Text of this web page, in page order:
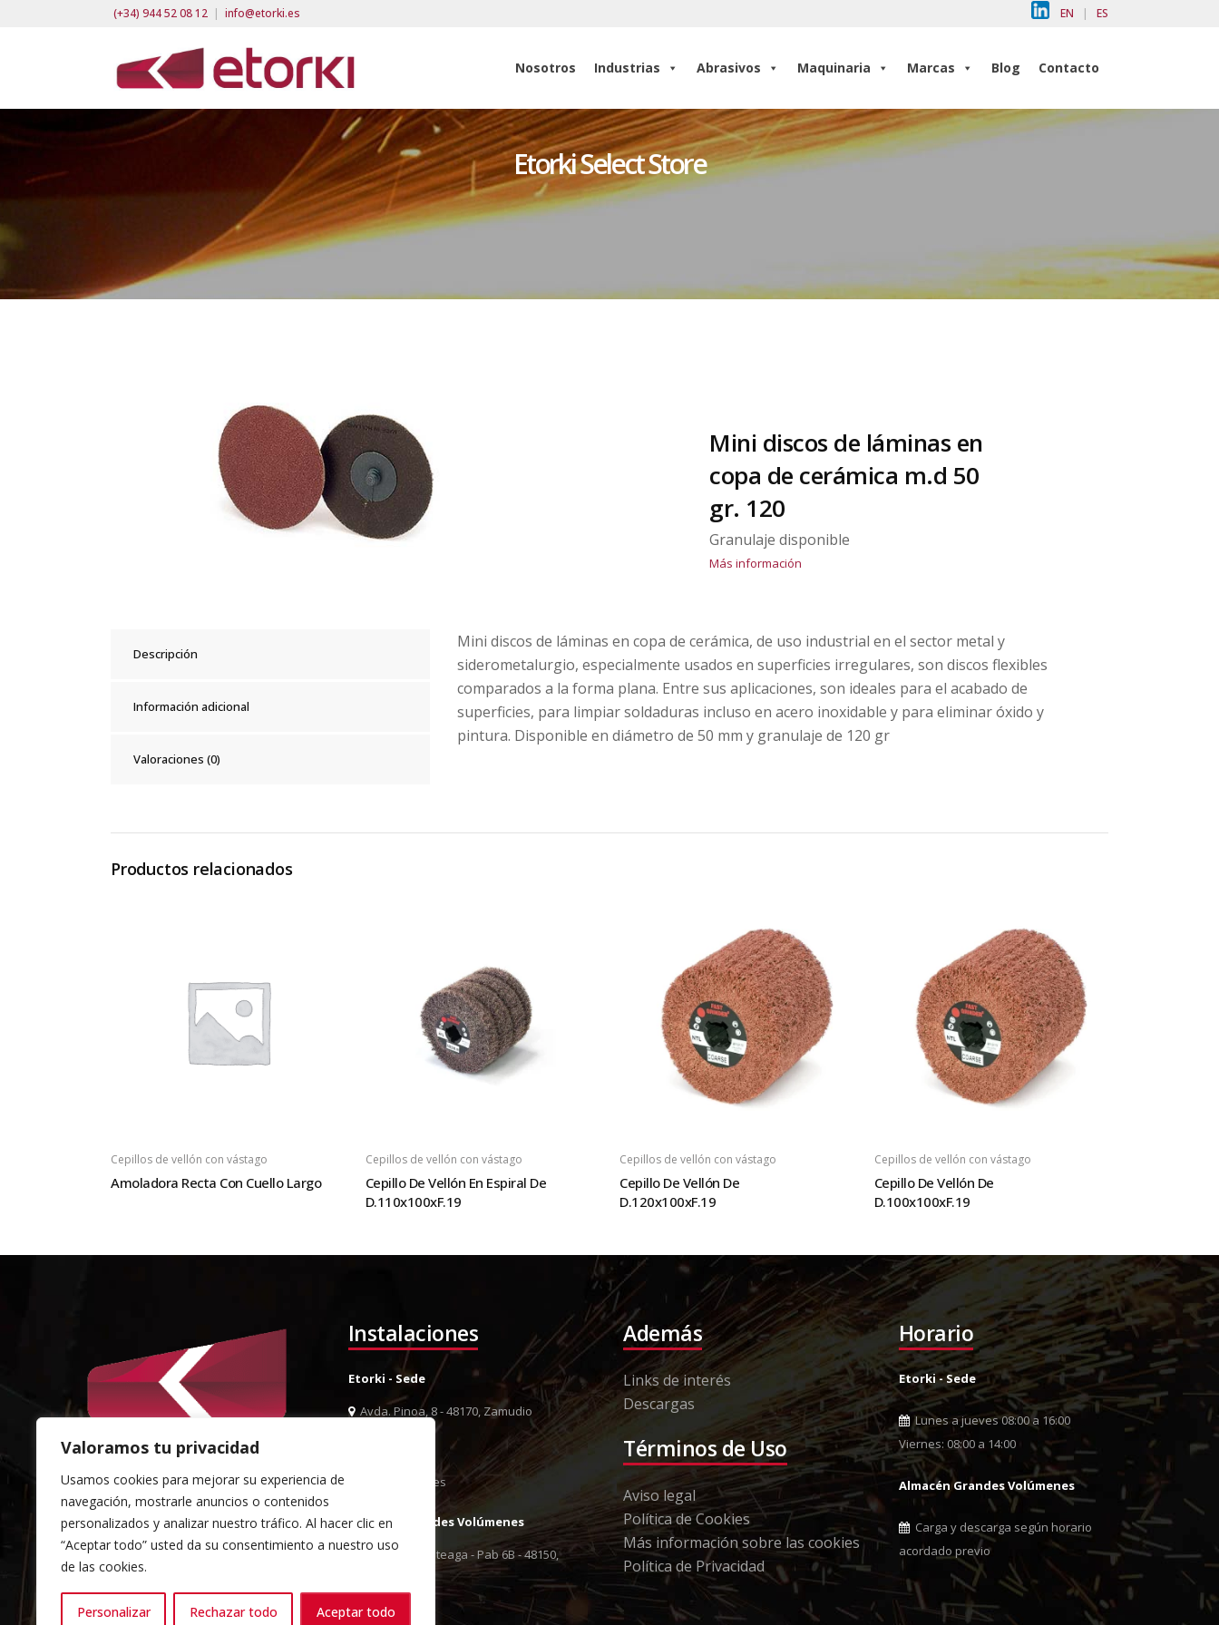
Valoramos tu privacidad
Usamos cookies para mejorar su experiencia de
navegación, mostrarle anuncios o contenidos
personalizados y analizar nuestro tráfico. Al hacer clic en
“Aceptar todo” usted da su consentimiento a nuestro uso
de las cookies.
Personalizar Rechazar todo Aceptar todo
(+34) 944 52 08 12 | info@etorki.es EN | ES
Nosotros Industrias Abrasivos Maquinaria Marcas Blog Contacto
Etorki Select Store
Mini discos de láminas en
copa de cerámica m.d 50
gr. 120
Granulaje disponible
Más información
Descripción
Información adicional
Valoraciones (0)
Mini discos de láminas en copa de cerámica, de uso industrial en el sector metal y
siderometalurgio, especialmente usados en superficies irregulares, son discos flexibles
comparados a la forma plana. Entre sus aplicaciones, son ideales para el acabado de
superficies, para limpiar soldaduras incluso en acero inoxidable y para eliminar óxido y
pintura. Disponible en diámetro de 50 mm y granulaje de 120 gr
Productos relacionados
Cepillos de vellón con vástago
Amoladora Recta Con Cuello Largo
Cepillos de vellón con vástago
Cepillo De Vellón En Espiral De
D.110x100xF.19
Cepillos de vellón con vástago
Cepillo De Vellón De
D.120x100xF.19
Cepillos de vellón con vástago
Cepillo De Vellón De
D.100x100xF.19
Instalaciones
Etorki - Sede
Avda. Pinoa, 8 - 48170, Zamudio
info@etorki.es
Almacén Grandes Volúmenes
Pol. Ind. Berreteaga - Pab 6B - 48150,
Además
Links de interés
Descargas
Términos de Uso
Aviso legal
Política de Cookies
Más información sobre las cookies
Política de Privacidad
Horario
Etorki - Sede
Lunes a jueves 08:00 a 16:00
Viernes: 08:00 a 14:00
Almacén Grandes Volúmenes
Carga y descarga según horario
acordado previo